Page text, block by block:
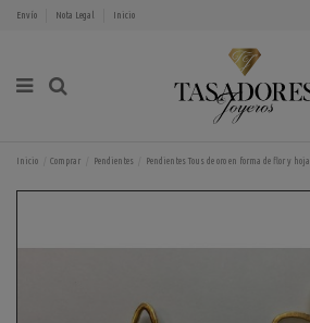
Envío Nota Legal Inicio
Inicio Comprar Pendientes Pendientes Tous de oro en forma de flor y hoja